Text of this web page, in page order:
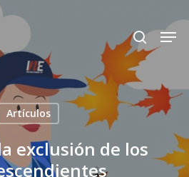
search
Artículos
exclusión de los
Close